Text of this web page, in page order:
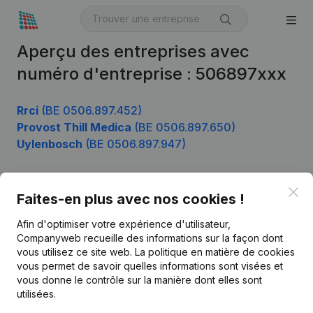
Aperçu des entreprises avec
numéro d'entreprise : 506897xxx
Rrci (BE 0506.897.452)
Provost Thill Medica (BE 0506.897.650)
Uylenbosch (BE 0506.897.947)
Faites-en plus avec nos cookies !
Afin d'optimiser votre expérience d'utilisateur,
Companyweb recueille des informations sur la façon dont
vous utilisez ce site web. La politique en matière de cookies
vous permet de savoir quelles informations sont visées et
vous donne le contrôle sur la manière dont elles sont
utilisées.
Français
Kantorenpark Everest
Produit
Informations d’entreprise
Monitoring
Recherche internationale